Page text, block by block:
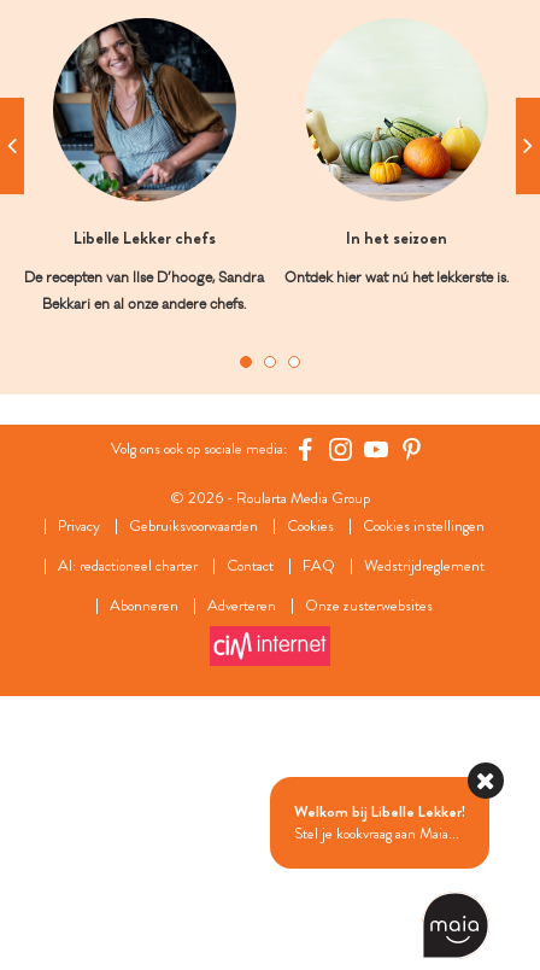
Libelle Lekker chefs
De recepten van Ilse D’hooge, Sandra
Bekkari en al onze andere chefs.
In het seizoen
Ontdek hier wat nú het lekkerste is.
Volg ons ook op sociale media:
© 2026 - Roularta Media Group
Privacy
Gebruiksvoorwaarden Cookies
Cookies instellingen
AI: redactioneel charter
Contact FAQ
Wedstrijdreglement
Abonneren
Adverteren Onze zusterwebsites
Welkom bij Libelle Lekker!
Stel je kookvraag aan Maia...